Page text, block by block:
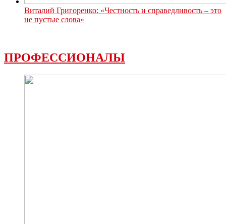
Виталий Григоренко: «Честность и справедливость – это
не пустые слова»
ПРОФЕССИОНАЛЫ